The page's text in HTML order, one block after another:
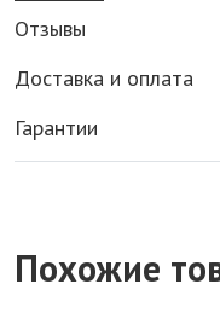
Отзывы
Доставка и оплата
Гарантии
Похожие